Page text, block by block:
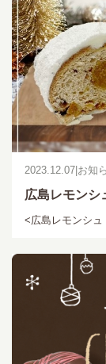
2023.12.07 お知
広島レモン
<広島レモンシ